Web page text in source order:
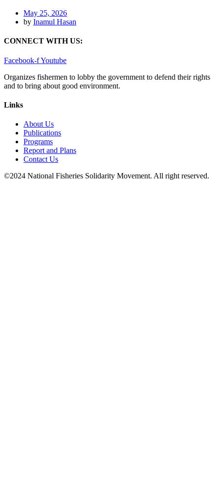
May 25, 2026
by Inamul Hasan
CONNECT WITH US:
Facebook-fYoutube
Organizes fishermen to lobby the government to defend their rights
and to bring about good environment.
Links
About Us
Publications
Programs
Report and Plans
Contact Us
©2024 National Fisheries Solidarity Movement. All right reserved.